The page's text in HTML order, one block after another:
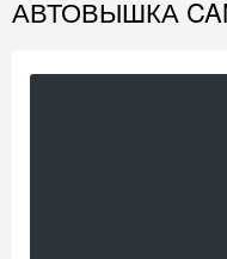
АВТОВЫШКА